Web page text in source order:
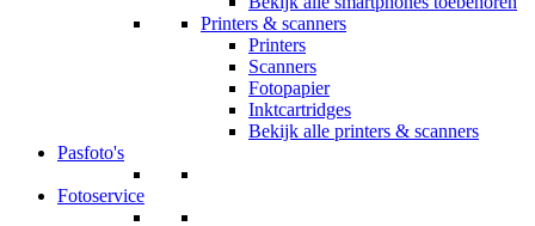
Printers & scanners
Printers
Scanners
Fotopapier
Inktcartridges
Bekijk alle printers & scanners
Pasfoto's
Fotoservice